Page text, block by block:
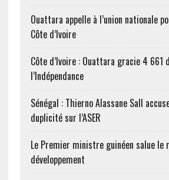
Ouattara appelle à l’union nationale
Côte d’Ivoire
Côte d’Ivoire : Ouattara gracie 4 661
l’Indépendance
Sénégal : Thierno Alassane Sall
duplicité sur l’ASER
Le Premier ministre guinéen salue le
développement